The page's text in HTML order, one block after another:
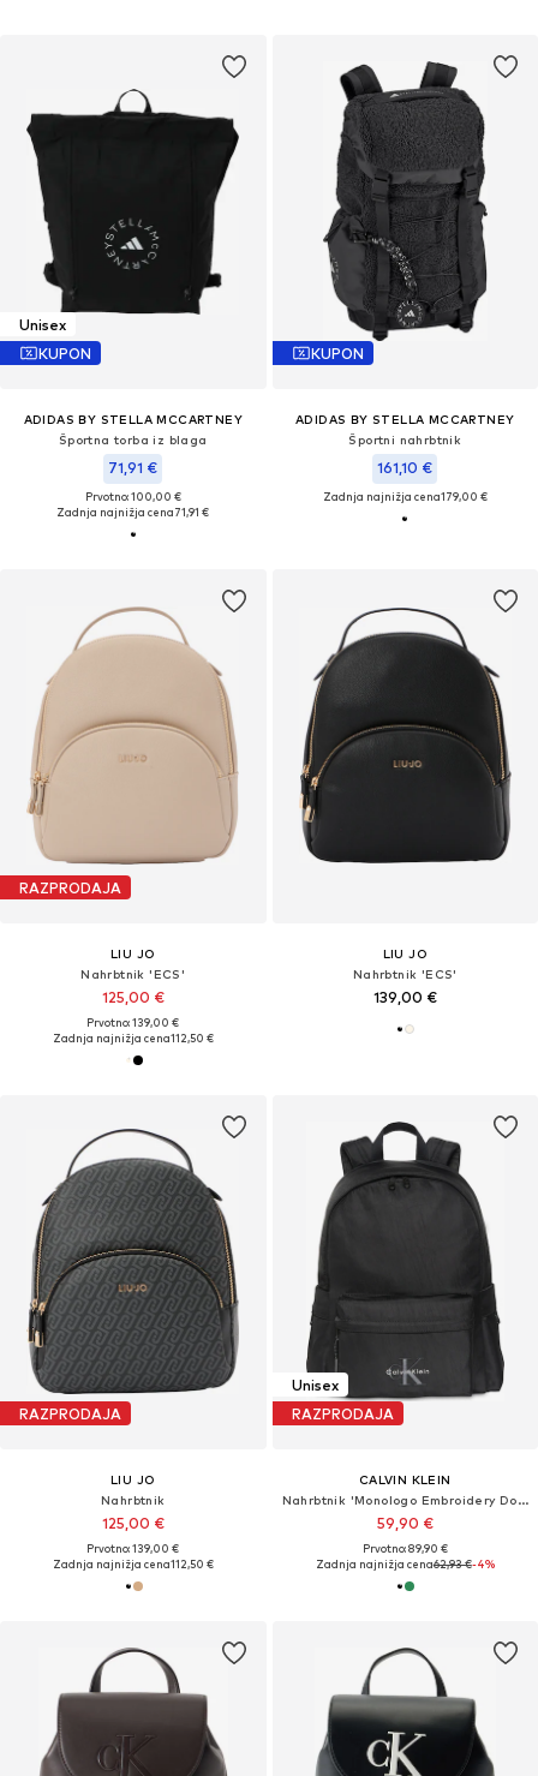
Unisex
KUPON
ADIDAS BY STELLA MCCARTNEY
Športna torba iz blaga
71,91 €
Prvotno: 100,00 €
Zadnja najnižja cena71,91 €
KUPON
ADIDAS BY STELLA MCCARTNEY
Športni nahrbtnik
161,10 €
Zadnja najnižja cena179,00 €
RAZPRODAJA
LIU JO
Nahrbtnik 'ECS'
125,00 €
Prvotno: 139,00 €
Zadnja najnižja cena112,50 €
LIU JO
Nahrbtnik 'ECS'
139,00 €
RAZPRODAJA
LIU JO
Nahrbtnik
125,00 €
Prvotno: 139,00 €
Zadnja najnižja cena112,50 €
Unisex
RAZPRODAJA
CALVIN KLEIN
Nahrbtnik 'Monologo Embroidery Dome'
59,90 €
Prvotno: 89,90 €
Zadnja najnižja cena62,93 €-4%